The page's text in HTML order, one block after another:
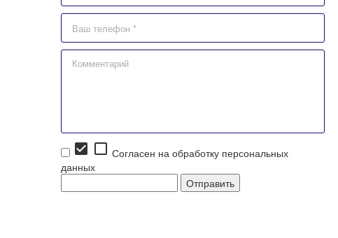
check_box check_box_outline_blank Согласен на обработку персональных
данных